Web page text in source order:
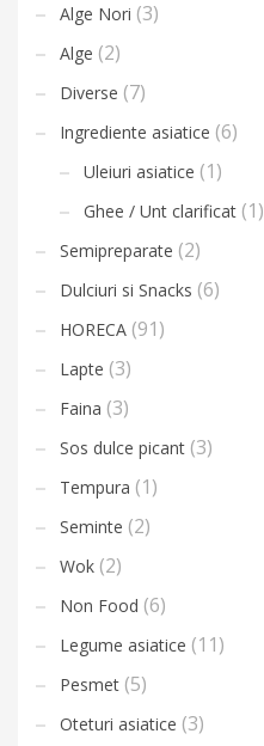
Alge Nori (3)
Alge (2)
Diverse (7)
Ingrediente asiatice (6)
Uleiuri asiatice (1)
Ghee / Unt clarificat (1)
Semipreparate (2)
Dulciuri si Snacks (6)
HORECA (91)
Lapte (3)
Faina (3)
Sos dulce picant (3)
Tempura (1)
Seminte (2)
Wok (2)
Non Food (6)
Legume asiatice (11)
Pesmet (5)
Oteturi asiatice (3)